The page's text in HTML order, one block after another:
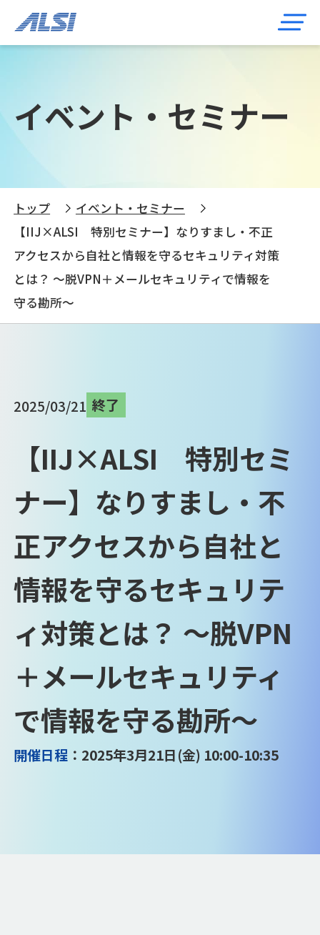
イベント・セミナー
トップ
イベント・セミナー
【IIJ×ALSI 特別セミナー】なりすまし・不正
アクセスから自社と情報を守るセキュリティ対策
とは？ ～脱VPN＋メールセキュリティで情報を
守る勘所～
2025/03/21 終了
【IIJ×ALSI 特別セミ
ナー】なりすまし・不
正アクセスから自社と
情報を守るセキュリテ
ィ対策とは？ ～脱VPN
＋メールセキュリティ
で情報を守る勘所～
開催日程 ：2025年3月21日(金) 10:00-10:35